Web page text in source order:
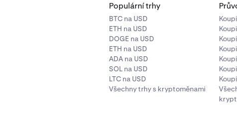
Populární trhy
BTC na USD
ETH na USD
DOGE na USD
ETH na USD
ADA na USD
SOL na USD
LTC na USD
Všechny trhy s kryptoměnami